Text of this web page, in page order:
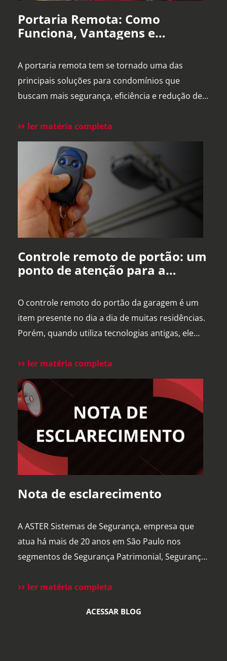
Portaria Remota: Como
Funciona, Vantagens e
Condomínios
A portaria remota tem se tornado uma das
principais soluções para condomínios que
buscam mais segurança, eficiência e redução de
dificuldade na contratação de mão de obra, cada
vez mais síndicos e administradoras estão
avaliando essa alternativa. Para esclarecer as
principais dúvidas, reunimos cortes do nosso
Diretor […]
ler matéria completa
Controle remoto de portão: um
ponto de atenção para a
O controle remoto do portão da garagem é um
item presente no dia a dia de muitas residências.
Porém, quando utiliza tecnologias antigas, ele
segurança. Alguns sistemas de portões
eletrônicos utilizam códigos de frequência fixa, ou
seja, o controle envia sempre o mesmo sinal para
abrir o portão. Esse […]
ler matéria completa
Nota de esclarecimento
A ASTER Sistemas de Segurança, empresa que
atua há mais de 20 anos em São Paulo nos
segmentos de Segurança Patrimonial, Segurança
esclarecer que não possui qualquer relação
Aster citado em recentes matérias jornalísticas
ler matéria completa
ACESSAR BLOG